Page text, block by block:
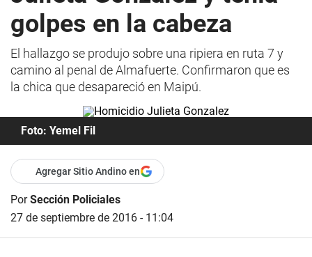
golpes en la cabeza
El hallazgo se produjo sobre una ripiera en ruta 7 y
camino al penal de Almafuerte. Confirmaron que es
la chica que desapareció en Maipú.
Foto: Yemel Fil
Agregar Sitio Andino en
PorSección Policiales
27 de septiembre de 2016 - 11:04